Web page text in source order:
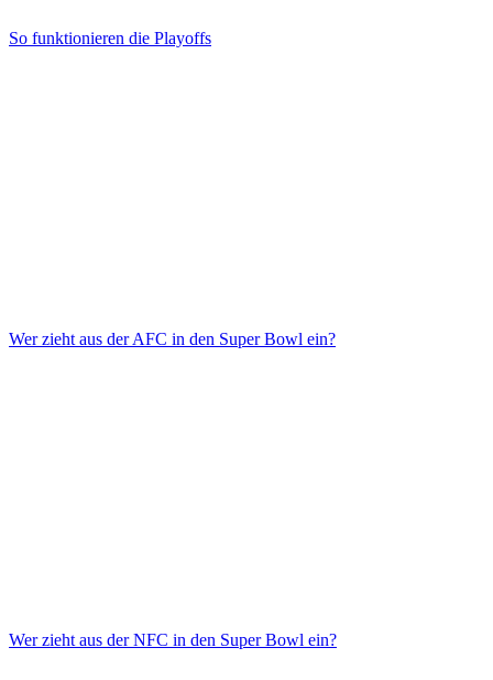
So funktionieren die Playoffs
Wer zieht aus der AFC in den Super Bowl ein?
Wer zieht aus der NFC in den Super Bowl ein?